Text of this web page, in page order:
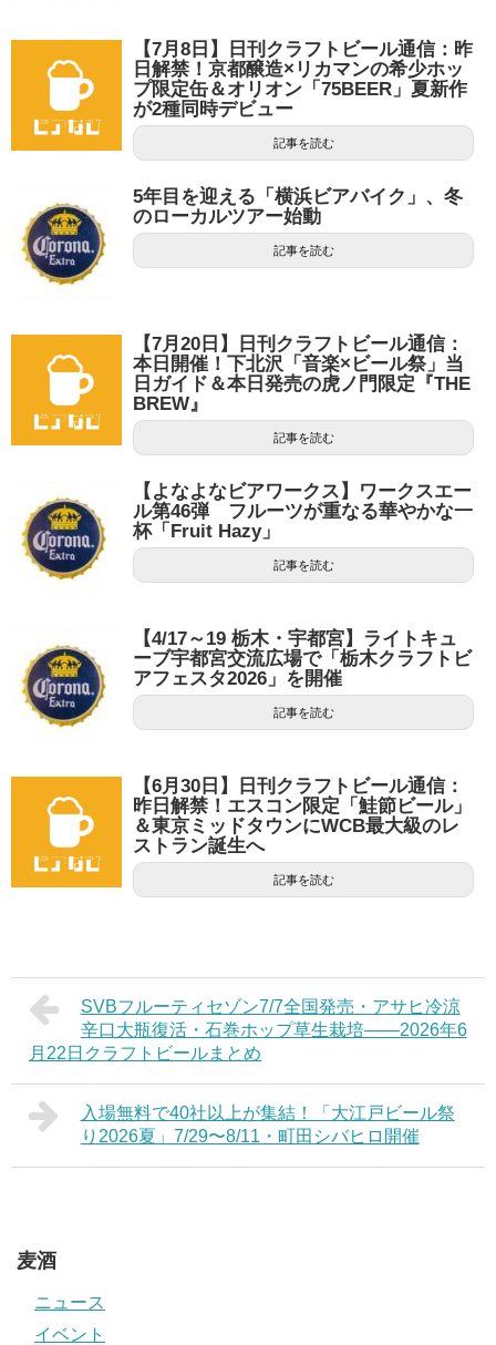
【7月8日】日刊クラフトビール通信：昨
日解禁！京都醸造×リカマンの希少ホッ
プ限定缶＆オリオン「75BEER」夏新作
が2種同時デビュー
記事を読む
5年目を迎える「横浜ビアバイク」、冬
のローカルツアー始動
記事を読む
【7月20日】日刊クラフトビール通信：
本日開催！下北沢「音楽×ビール祭」当
日ガイド＆本日発売の虎ノ門限定『THE
BREW』
記事を読む
【よなよなビアワークス】ワークスエー
ル第46弾 フルーツが重なる華やかな一
杯「Fruit Hazy」
記事を読む
【4/17～19 栃木・宇都宮】ライトキュ
ーブ宇都宮交流広場で「栃木クラフトビ
アフェスタ2026」を開催
記事を読む
【6月30日】日刊クラフトビール通信：
昨日解禁！エスコン限定「鮭節ビール」
＆東京ミッドタウンにWCB最大級のレ
ストラン誕生へ
記事を読む
SVBフルーティセゾン7/7全国発売・アサヒ冷涼
辛口大瓶復活・石巻ホップ草生栽培——2026年6
月22日クラフトビールまとめ
入場無料で40社以上が集結！「大江戸ビール祭
り2026夏」7/29〜8/11・町田シバヒロ開催
麦酒
ニュース
イベント